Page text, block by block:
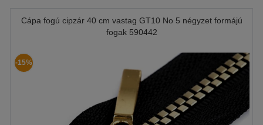
Cápa fogú cipzár 40 cm vastag GT10 No 5 négyzet formájú
fogak 590442
-15%